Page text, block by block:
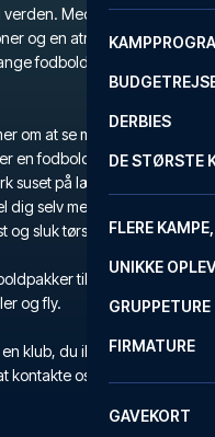
DERBIES
DE STØRSTE
FLERE KAMPE,
UNIKKE
GRUPPETURE
FIRMATURE
GAVEKORT
Med et væld af store
og en atmosfære der er
fodboldfans at få
om at se magien udfolde
en fodboldrejse til
suset på lægterne, når
selv med tyske
sluk tørsten med Bier vom
til Bundesliga med
og fly.
klub, du ikke kan finde?
kontakte os
+45